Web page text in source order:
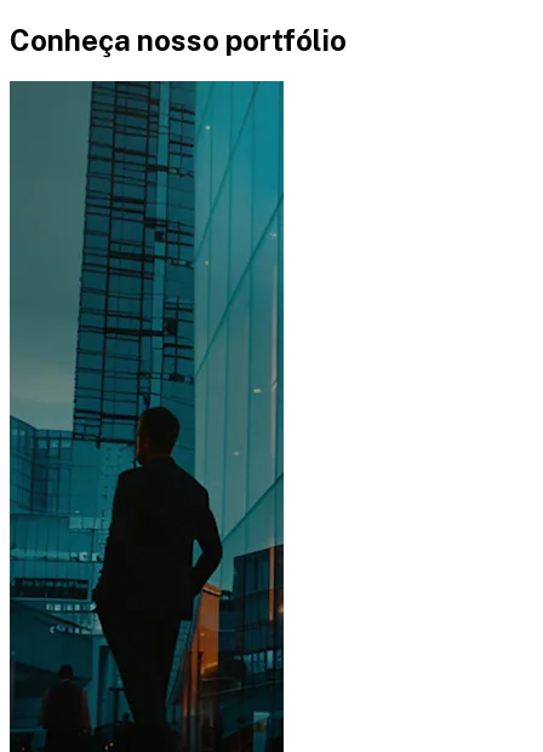
Conheça nosso portfólio